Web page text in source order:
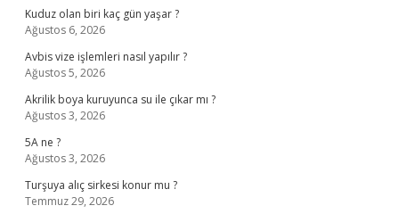
Kuduz olan biri kaç gün yaşar ?
Ağustos 6, 2026
Avbis vize işlemleri nasıl yapılır ?
Ağustos 5, 2026
Akrilik boya kuruyunca su ile çıkar mı ?
Ağustos 3, 2026
5A ne ?
Ağustos 3, 2026
Turşuya alıç sirkesi konur mu ?
Temmuz 29, 2026